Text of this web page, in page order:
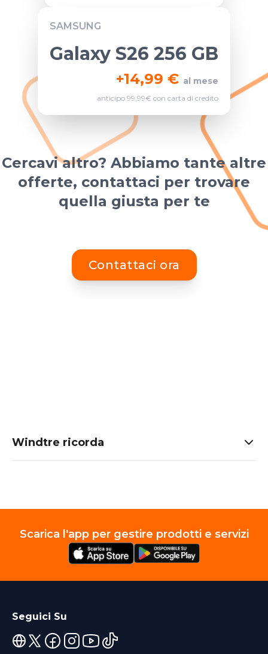
SAMSUNG
Galaxy S26 256 GB
+14,99 € al mese
anticipo 99,99€ con carta di credito
Cercavi altro? Abbiamo tante altre
offerte, contattaci per trovare
quella giusta per te
Contattaci ora
Windtre ricorda
Scarica l'app per gestire prodotti e servizi
Seguici Su